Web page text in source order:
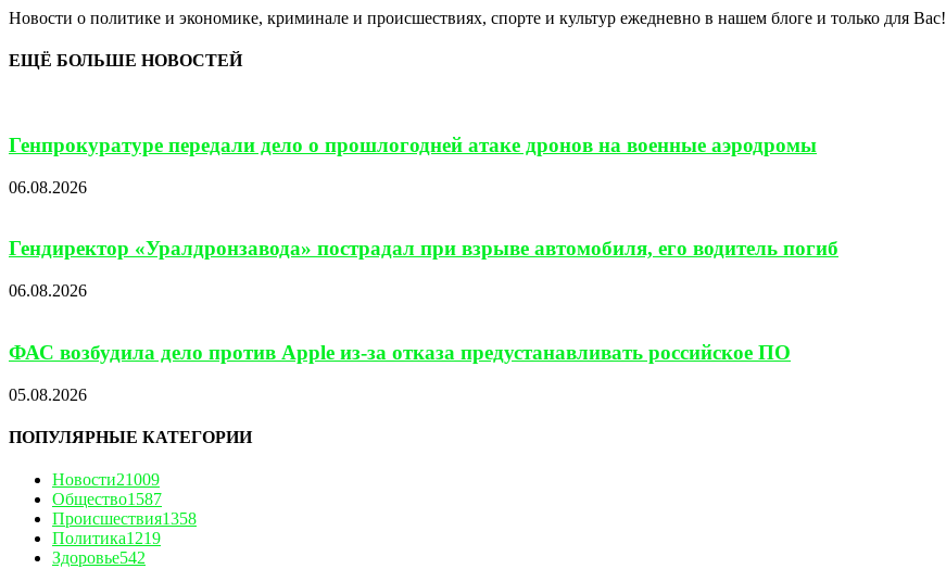
Новости о политике и экономике, криминале и происшествиях, спорте и культур ежедневно в нашем блоге и только для Вас!
ЕЩЁ БОЛЬШЕ НОВОСТЕЙ
Генпрокуратуре передали дело о прошлогодней атаке дронов на военные аэродромы
06.08.2026
Гендиректор «Уралдронзавода» пострадал при взрыве автомобиля, его водитель погиб
06.08.2026
ФАС возбудила дело против Apple из-за отказа предустанавливать российское ПО
05.08.2026
ПОПУЛЯРНЫЕ КАТЕГОРИИ
Новости21009
Общество1587
Происшествия1358
Политика1219
Здоровье542